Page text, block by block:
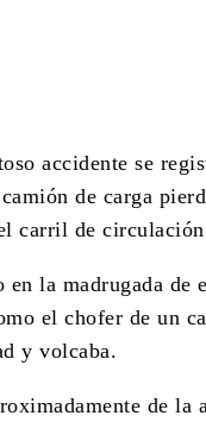
accidente se
de carga
carril de
la madrugada de
el chofer de un
y volcaba.
de la